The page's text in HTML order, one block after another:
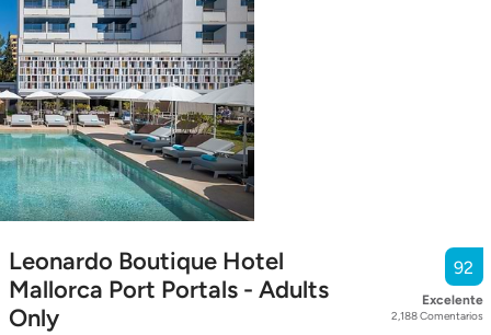
Leonardo Boutique Hotel
Mallorca Port Portals - Adults
Only
92
Excelente
2,188Comentarios